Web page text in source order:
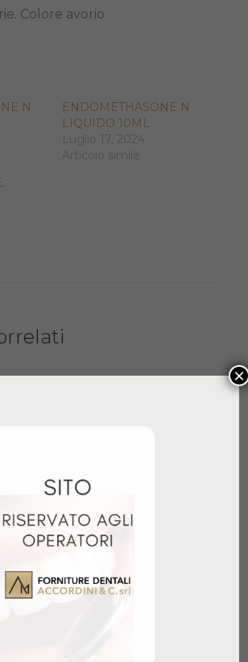
Colore avorio
N
ENDOMETHASONE N
LIQUIDO 10ML
Luglio 17, 2024
Articolo simile
SEALAPEX KERR
37,90€ + IVA
×